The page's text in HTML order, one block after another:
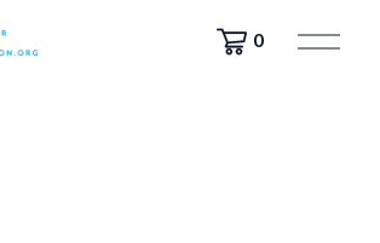
0
開